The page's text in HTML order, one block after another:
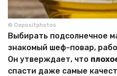
© Depositphotos
Выбирать подсолнечное
знакомый шеф-повар,
Он утверждает, что
спасти даже самые